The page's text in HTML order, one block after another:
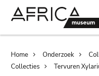
Home Onderzoek
Collecties
Tervuren